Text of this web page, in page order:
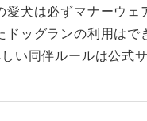
愛犬は必ずマナーウェ
ドッグランの利用はで
い同伴ルールは公式